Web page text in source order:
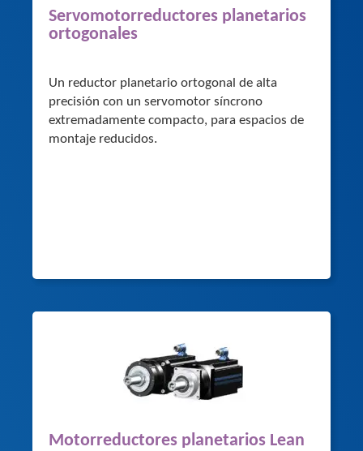
Servomotorreductores planetarios
ortogonales
Un reductor planetario ortogonal de alta
precisión con un servomotor síncrono
extremadamente compacto, para espacios de
montaje reducidos.
Motorreductores planetarios Lean